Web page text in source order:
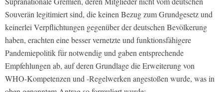
Souverän legitimiert sind, die keinen Bezug zum Grundgesetz und
keinerlei Verpflichtungen gegenüber der deutschen Bevölkerung
haben, erachten eine besser vernetzte und funktionsfähigere
Pandemiepolitik für notwendig und gaben entsprechende
Empfehlungen ab, auf deren Grundlage die Erweiterung von
WHO-Kompetenzen und -Regelwerken angestoßen wurde, was in